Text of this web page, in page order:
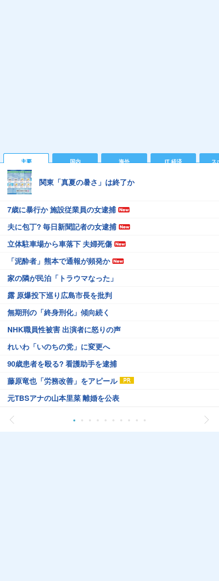
主要 国内 海外 IT 経済 ス
関東「真夏の暑さ」は終了か
7歳に暴行か 施設従業員の女逮捕
夫に包丁? 毎日新聞記者の女逮捕
立体駐車場から車落下 夫婦死傷
「泥酔者」熊本で通報が頻発か
家の隣が民泊「トラウマなった」
露 原爆投下巡り広島市長を批判
無期刑の「終身刑化」傾向続く
NHK職員性被害 出演者に怒りの声
れいわ「いのちの党」に変更へ
90歳患者を殴る? 看護助手を逮捕
藤原竜也「労務改善」をアピール
元TBSアナの山本里菜 離婚を公表